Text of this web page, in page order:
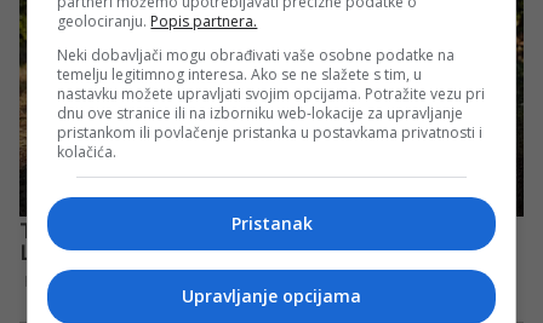
geolociranju. Popis partnera.
Neki dobavljači mogu obrađivati vaše osobne podatke na
temelju legitimnog interesa. Ako se ne slažete s tim, u
nastavku možete upravljati svojim opcijama. Potražite vezu pri
dnu ove stranice ili na izborniku web-lokacije za upravljanje
pristankom ili povlačenje pristanka u postavkama privatnosti i
kolačića.
Pristanak
Upravljanje opcijama